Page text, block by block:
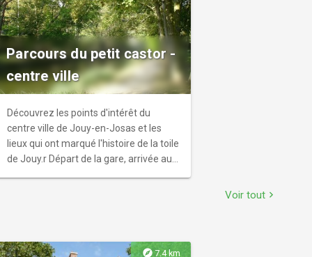
Parcours du petit castor -
centre ville
Découvrez les points d'intérêt du
centre ville de Jouy-en-Josas et les
lieux qui ont marqué l'histoire de la toile
de Jouy.r Départ de la gare, arrivée au
Voir tout chevron_right
explore 7.4 km